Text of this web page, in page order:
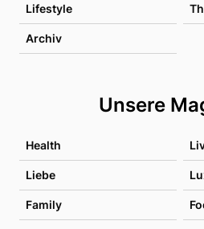
Lifestyle
Archiv
Unsere
Health
Liebe
Family